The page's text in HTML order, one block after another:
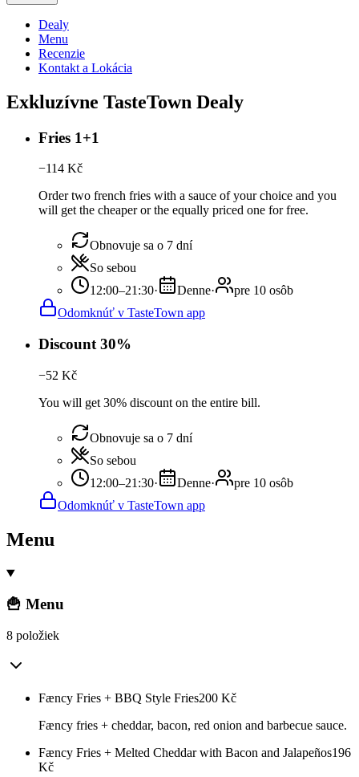
Dealy
Menu
Recenzie
Kontakt a Lokácia
Exkluzívne TasteTown Dealy
Fries 1+1
−114 Kč
Order two french fries with a sauce of your choice and you
will get the cheaper or the equally priced one for free.
Obnovuje sa o 7 dní
So sebou
12:00–21:30· Denne·
pre 10 osôb
Odomknúť v TasteTown app
Discount 30%
−52 Kč
You will get 30% discount on the entire bill.
Obnovuje sa o 7 dní
So sebou
12:00–21:30· Denne·
pre 10 osôb
Odomknúť v TasteTown app
Menu
🍟 Menu
8 položiek
Fæncy Fries + BBQ Style Fries200 Kč
Fæncy fries + cheddar, bacon, red onion and barbecue sauce.
Fæncy Fries + Melted Cheddar with Bacon and Jalapeños196
Kč